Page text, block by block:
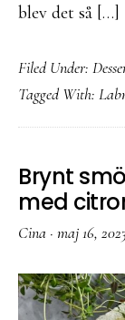
blev det så […]
Filed Under:
Tagged With:
Brynt
med
Cina · maj 16,